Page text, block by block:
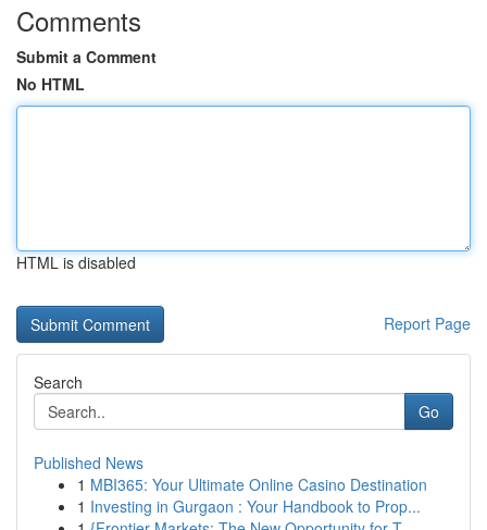
Comments
Submit a Comment
No HTML
HTML is disabled
Report Page
Search
Go
Published News
1 MBI365: Your Ultimate Online Casino Destination
1 Investing in Gurgaon : Your Handbook to Prop...